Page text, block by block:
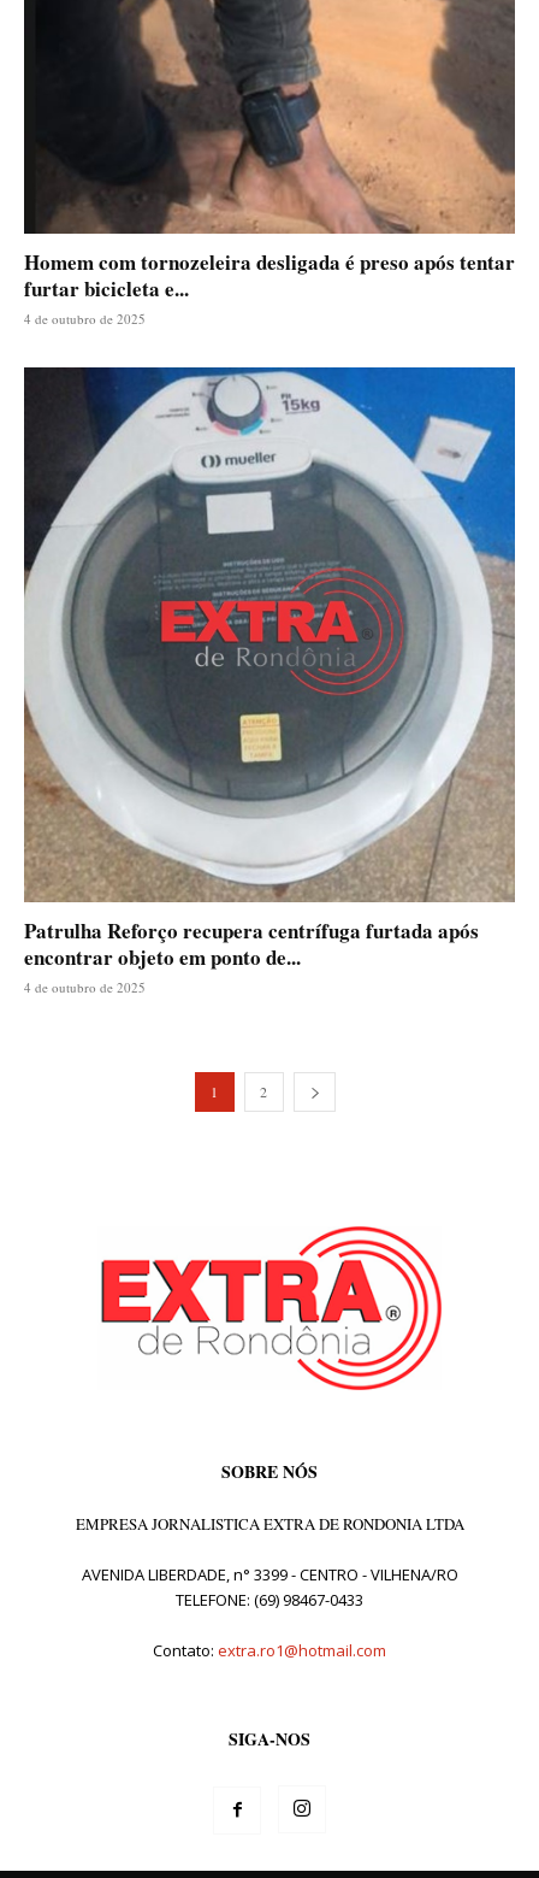
Homem com tornozeleira desligada é preso após tentar
furtar bicicleta e...
4 de outubro de 2025
Patrulha Reforço recupera centrífuga furtada após
encontrar objeto em ponto de...
4 de outubro de 2025
1 2
SOBRE NÓS
EMPRESA JORNALISTICA EXTRA DE RONDONIA LTDA
AVENIDA LIBERDADE, n° 3399 - CENTRO - VILHENA/RO
TELEFONE: (69) 98467-0433
Contato: extra.ro1@hotmail.com
SIGA-NOS